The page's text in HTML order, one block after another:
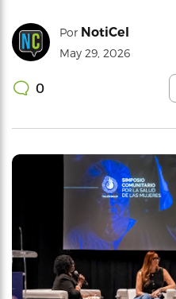
Por NotiCel
May 29, 2026
0